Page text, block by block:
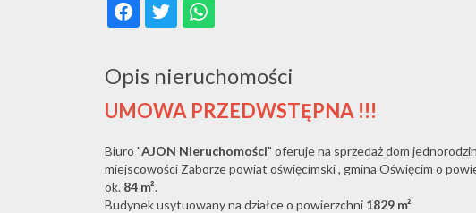
Opis nieruchomości
UMOWA PRZEDWSTĘPNA !!!
Biuro "AJON Nieruchomości" oferuje na sprzedaż dom
miejscowości Zaborze powiat oświęcimski , gmina Oświęcim o
ok. 84 m².
Budynek usytuowany na działce o powierzchni 1829 m²